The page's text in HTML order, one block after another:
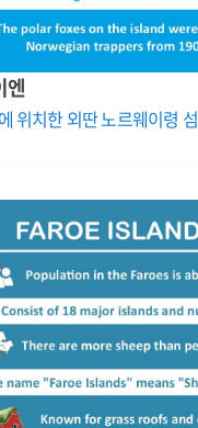
엔
위치한 외딴 노르웨이령 섬